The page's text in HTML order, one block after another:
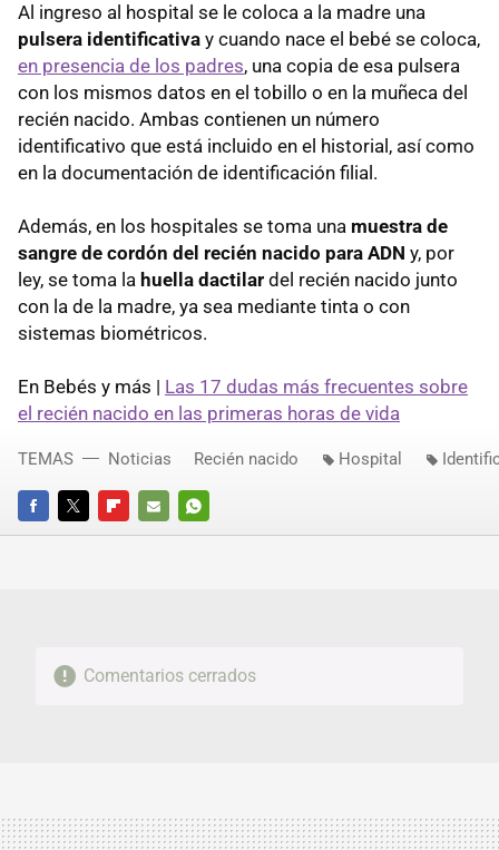
Al ingreso al hospital se le coloca a la madre una
pulsera identificativa y cuando nace el bebé se coloca,
en presencia de los padres, una copia de esa pulsera
con los mismos datos en el tobillo o en la muñeca del
recién nacido. Ambas contienen un número
identificativo que está incluido en el historial, así como
en la documentación de identificación filial.
Además, en los hospitales se toma una muestra de
sangre de cordón del recién nacido para ADN y, por
ley, se toma la huella dactilar del recién nacido junto
con la de la madre, ya sea mediante tinta o con
sistemas biométricos.
En Bebés y más | Las 17 dudas más frecuentes sobre
el recién nacido en las primeras horas de vida
FACEBOOKTWITTERFLIPBOARD
E-
WHATSAPP
TEMAS Noticias Recién nacido Hospital
Comentarios cerrados